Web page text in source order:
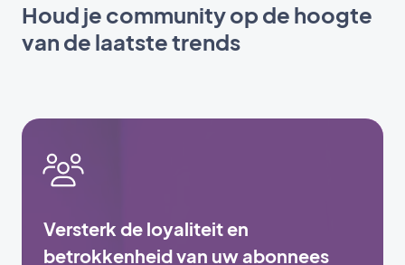
Houd je community op de hoogte
van de laatste trends
Versterk de loyaliteit en
betrokkenheid van uw abonnees